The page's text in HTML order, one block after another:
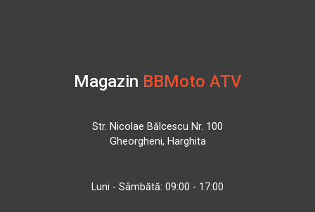
Magazin BBMoto ATV
Str. Nicolae Bălcescu Nr. 100
Gheorgheni, Harghita
Luni - Sâmbătă: 09:00 - 17:00